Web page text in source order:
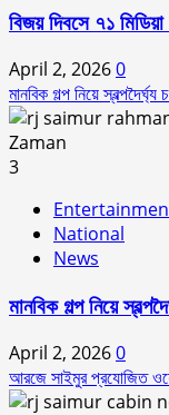
বিজয় দিবসে ৭১
April 2, 20260
মানবিক গল্প নিয়ে
3
National
News
মানবিক গল্প নিয়ে
April 2, 20260
আরজে সাইমুর প্রযোজিত